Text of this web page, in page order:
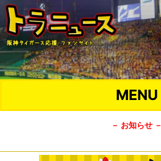
MENU
－ お知らせ －